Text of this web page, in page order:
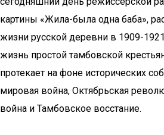
картины «Жила-была одна баба»,
жизни русской деревни в 1909-
жизнь простой тамбовской
протекает на фоне исторических
мировая война, Октябрьская
война и Тамбовское восстание.